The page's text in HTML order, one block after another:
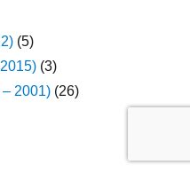
(5)
(3)
2001) (26)